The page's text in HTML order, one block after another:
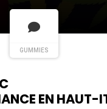
GUMMIES
EN HAUT-